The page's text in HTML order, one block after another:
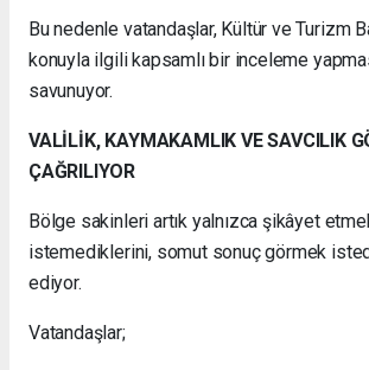
Bu nedenle vatandaşlar, Kültür ve Turizm
konuyla ilgili kapsamlı bir inceleme
savunuyor.
VALİLİK, KAYMAKAMLIK VE SAVCILIK
ÇAĞRILIYOR
Bölge sakinleri artık yalnızca şikâyet
istemediklerini, somut sonuç görmek
ediyor.
Vatandaşlar;